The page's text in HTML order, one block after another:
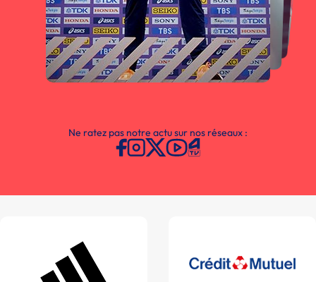
Ne ratez pas notre actu sur nos réseaux :